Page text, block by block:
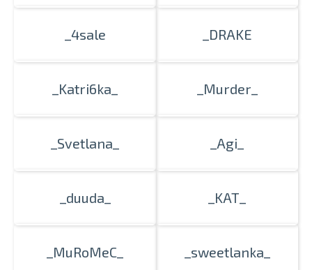
_4sale _DRAKE
_Katri6ka_ _Murder_
_Svetlana_ _Agi_
_duuda_ _KAT_
_MuRoMeC_ _sweetlanka_